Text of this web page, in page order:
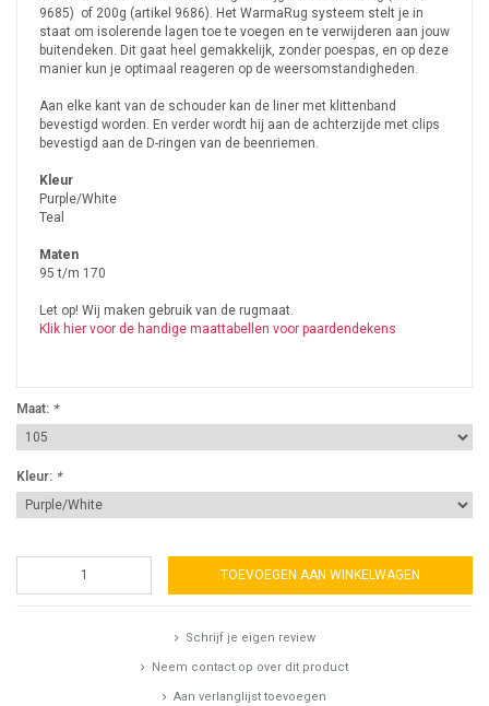
9685) of 200g (artikel 9686). Het WarmaRug systeem stelt je in
staat om isolerende lagen toe te voegen en te verwijderen aan jouw
buitendeken. Dit gaat heel gemakkelijk, zonder poespas, en op deze
manier kun je optimaal reageren op de weersomstandigheden.
Aan elke kant van de schouder kan de liner met klittenband
bevestigd worden. En verder wordt hij aan de achterzijde met clips
bevestigd aan de D-ringen van de beenriemen.
Kleur
Purple/White
Teal
Maten
95 t/m 170
Let op! Wij maken gebruik van de rugmaat.
Klik hier voor de handige maattabellen voor paardendekens
Maat: *
Kleur: *
TOEVOEGEN AAN WINKELWAGEN
Schrijf je eigen review
Neem contact op over dit product
Aan verlanglijst toevoegen